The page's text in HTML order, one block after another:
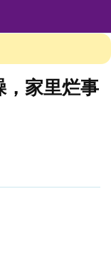
家里烂事